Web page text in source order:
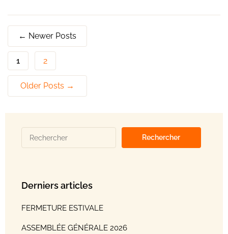
← Newer Posts
1 2
Older Posts →
Derniers articles
FERMETURE ESTIVALE
ASSEMBLÉE GÉNÉRALE 2026